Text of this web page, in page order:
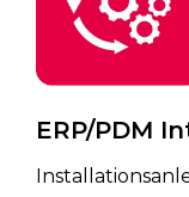
ERP/PDM